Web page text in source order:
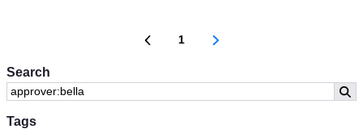
Search
Tags
1